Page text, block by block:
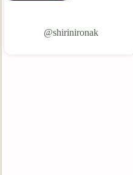
shirinironak@